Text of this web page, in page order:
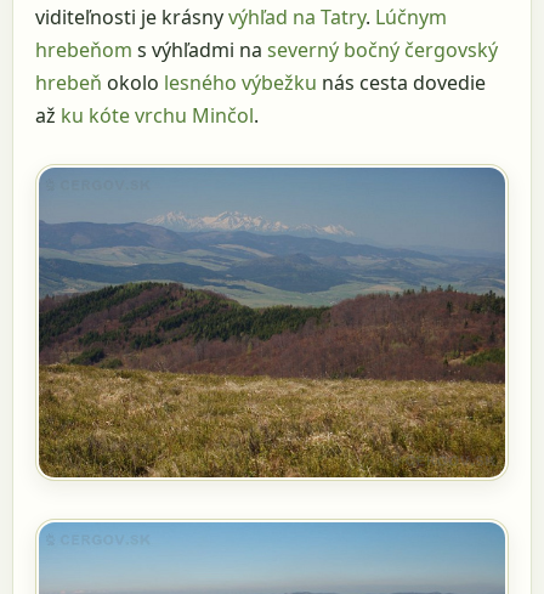
viditeľnosti je krásnyvýhľad na Tatry. Lúčnym
hrebeňom s výhľadmi na severný bočný čergovský
hrebeň okolo lesného výbežku nás cesta dovedie
až ku kóte vrchu Minčol.